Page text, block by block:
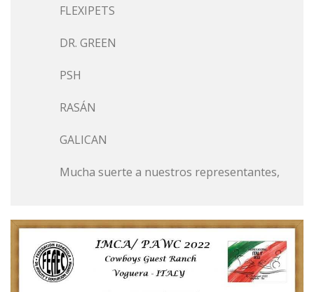
FLEXIPETS
DR. GREEN
PSH
RASÁN
GALICAN
Mucha suerte a nuestros representantes,